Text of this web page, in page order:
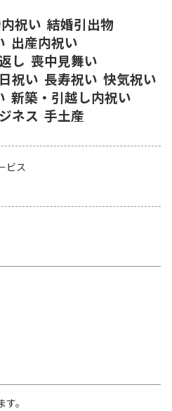
祝い 結婚引出物
出産内祝い
し 喪中見舞い
祝い 長寿祝い 快気祝い
新築・引越し内祝い
ネス 手土産
ビス
。